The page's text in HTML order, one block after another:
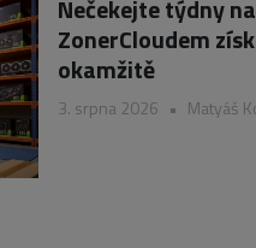
Nečekejte týdny
ZonerCloudem
okamžitě
3. srpna 2026 • Matyáš